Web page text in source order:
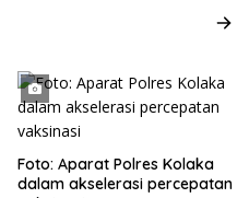
Foto: Aparat Polres Kolaka
dalam akselerasi percepatan